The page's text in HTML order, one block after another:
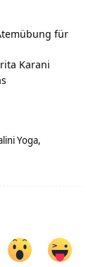
für
Karani
Yoga